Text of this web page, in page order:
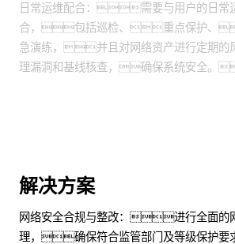
日常运维配合：需要与用户的日常
合，包括巡检、重点保护、
急演练，并且对网络资产进行定期
理漏洞和基线核查，确保系统安全。
解决方案
网络安全合规与整改：进行全面的
理，确保符合监管部门及等级保护